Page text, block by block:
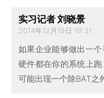
实习记者 刘晓景
2014年12月19日 19:31
如果企业能够做出一
硬件都在你的系统上
可能出现一个除BAT之